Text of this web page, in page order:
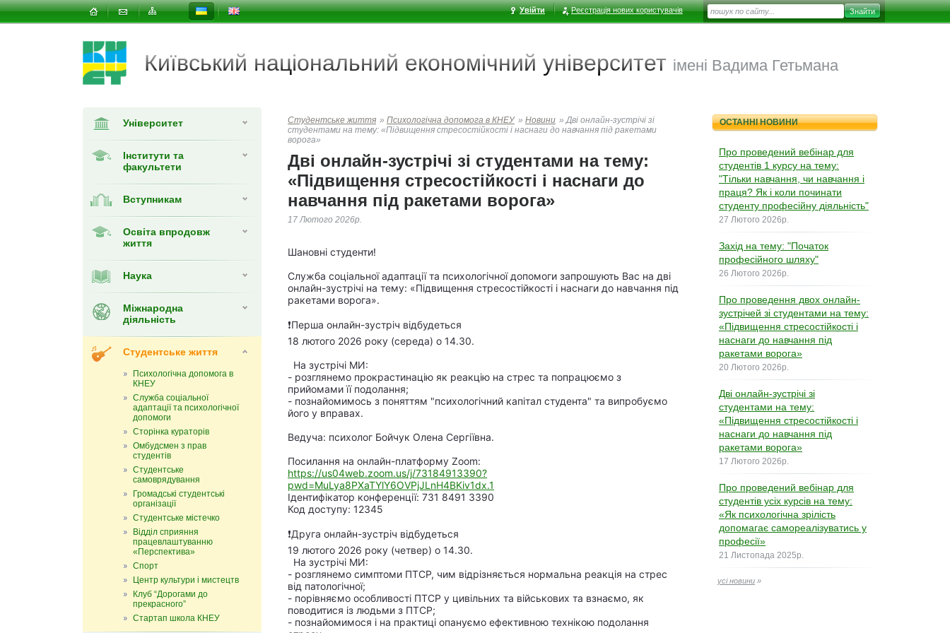
Увійти Реєстрація нових користувачів
Київський національний економічний університет імені Вадима Гетьмана
Університет
Інститути та
факультети
Вступникам
Освіта впродовж
життя
Наука
Міжнародна
діяльність
Студентське життя
Психологічна допомога в
КНЕУ
Служба соціальної
адаптації та психологічної
допомоги
Сторінка кураторів
Омбудсмен з прав
студентів
Студентське
самоврядування
Громадські студентські
організації
Студентське містечко
Відділ сприяння
працевлаштуванню
«Перспектива»
Спорт
Центр культури і мистецтв
Клуб “Дорогами до
прекрасного”
Стартап школа КНЕУ
Студентське життя » Психологічна допомога в КНЕУ » Новини » Дві онлайн-зустрічі зі
студентами на тему: «Підвищення стресостійкості і наснаги до навчання під ракетами
ворога»
Дві онлайн-зустрічі зі студентами на тему:
«Підвищення стресостійкості і наснаги до
навчання під ракетами ворога»
17 Лютого 2026р.
Шановні студенти!
Служба соціальної адаптації та психологічної допомоги запрошують Вас на дві
онлайн-зустрічі на тему: «Підвищення стресостійкості і наснаги до навчання під
ракетами ворога».
❗️Перша онлайн-зустріч відбудеться
18 лютого 2026 року (середа) о 14.30.
На зустрічі МИ:
- розглянемо прокрастинацію як реакцію на стрес та попрацюємо з
прийомами її подолання;
- познайомимось з поняттям "психологічний капітал студента" та випробуємо
його у вправах.
Ведуча: психолог Бойчук Олена Сергіївна.
Посилання на онлайн-платформу Zoom:
https://us04web.zoom.us/j/73184913390?
pwd=MuLya8PXaTYlY6OVPjJLnH4BKiv1dx.1
Ідентифікатор конференції: 731 8491 3390
Код доступу: 12345
❗️Друга онлайн-зустріч відбудеться
19 лютого 2026 року (четвер) о 14.30.
На зустрічі МИ:
- розглянемо симптоми ПТСР, чим відрізняється нормальна реакція на стрес
від патологічної;
- порівняємо особливості ПТСР у цивільних та військових та взнаємо, як
поводитися із людьми з ПТСР;
- познайомимося і на практиці опануємо ефективною технікою подолання
ОСТАННІ НОВИНИ
Про проведений вебінар для
студентів 1 курсу на тему:
"Тільки навчання, чи навчання і
праця? Як і коли починати
студенту професійну діяльність"
27 Лютого 2026р.
Захід на тему: "Початок
професійного шляху"
26 Лютого 2026р.
Про проведення двох онлайн-
зустрічей зі студентами на тему:
«Підвищення стресостійкості і
наснаги до навчання під
ракетами ворога»
20 Лютого 2026р.
Дві онлайн-зустрічі зі
студентами на тему:
«Підвищення стресостійкості і
наснаги до навчання під
ракетами ворога»
17 Лютого 2026р.
Про проведений вебінар для
студентів усіх курсів на тему:
«Як психологічна зрілість
допомагає самореалізуватись у
професії»
21 Листопада 2025р.
усі новини »